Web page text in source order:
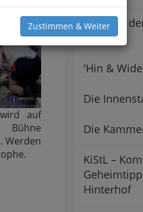
Zustimmen & Weiter
auf
Werden
Galerien
'einzeln'
'Hin &
Die
Die
KiStL –
Hinterhof